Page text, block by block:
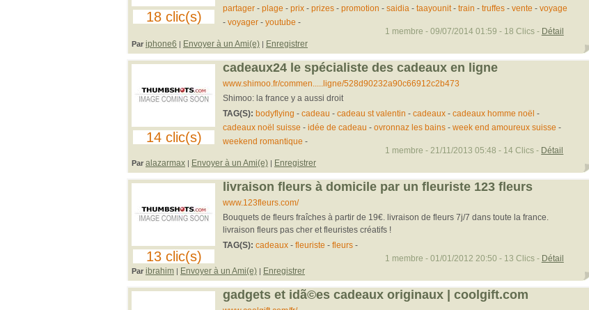
18 clic(s)
partager- plage - prix- prizes- promotion - saidia - taayounit- train - truffes- vente - voyage
- voyager- youtube -
Par iphone6 | Envoyer à un Ami(e) | Enregistrer
1 membre - 09/07/2014 01:59 - 18 Clics - Détail
14 clic(s)
cadeaux24 le spécialiste des cadeaux en ligne
www.shimoo.fr/commen.....ligne/528d90232a90c66912c2b473
Shimoo: la france y a aussi droit
TAG(S): bodyflying - cadeau - cadeau st valentin - cadeaux- cadeaux homme noël -
cadeaux noël suisse - idée de cadeau - ovronnaz les bains- week end amoureux suisse -
weekend romantique -
Par alazarmax | Envoyer à un Ami(e) | Enregistrer
1 membre - 21/11/2013 05:48 - 14 Clics - Détail
13 clic(s)
livraison fleurs à domicile par un fleuriste 123 fleurs
www.123fleurs.com/
Bouquets de fleurs fraîches à partir de 19€. livraison de fleurs 7j/7 dans toute la france.
livraison fleurs pas cher et fleuristes créatifs !
TAG(S): cadeaux- fleuriste - fleurs-
Par ibrahim | Envoyer à un Ami(e) | Enregistrer
1 membre - 01/01/2012 20:50 - 13 Clics - Détail
gadgets et idã©es cadeaux originaux | coolgift.com